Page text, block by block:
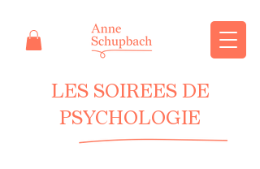
LES SOIREES DE
PSYCHOLOGIE